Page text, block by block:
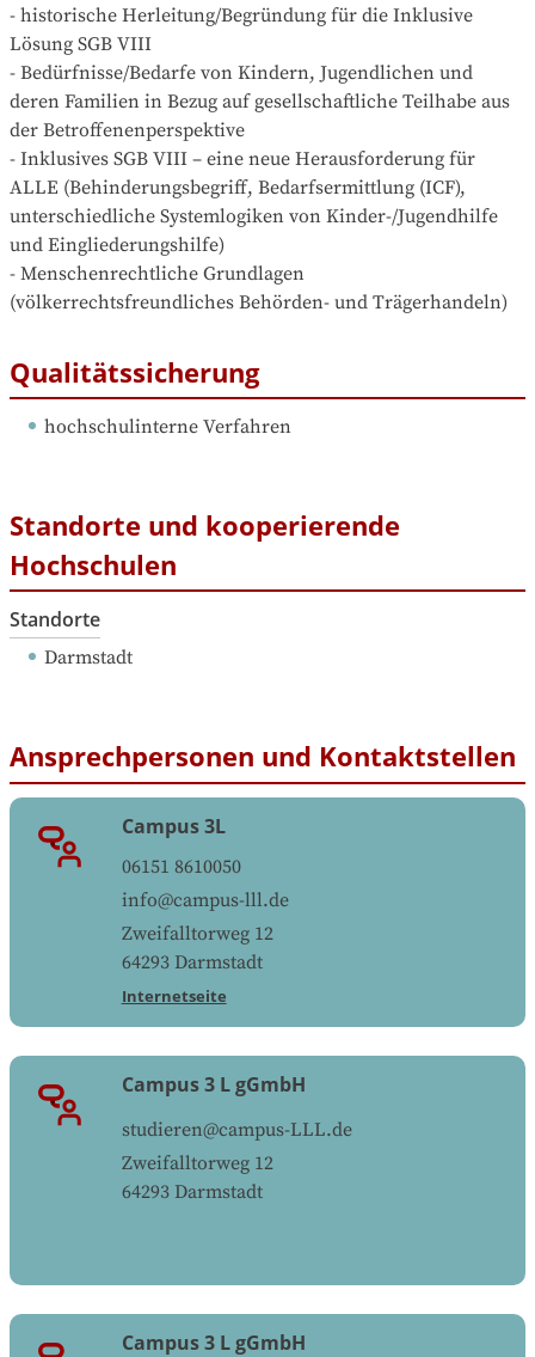
- historische Herleitung/Begründung für die Inklusive
Lösung SGB VIII
- Bedürfnisse/Bedarfe von Kindern, Jugendlichen und
deren Familien in Bezug auf gesellschaftliche Teilhabe aus
der Betroffenenperspektive
- Inklusives SGB VIII – eine neue Herausforderung für
ALLE (Behinderungsbegriff, Bedarfsermittlung (ICF),
unterschiedliche Systemlogiken von Kinder-/Jugendhilfe
und Eingliederungshilfe)
- Menschenrechtliche Grundlagen
(völkerrechtsfreundliches Behörden- und Trägerhandeln)
Qualitätssicherung
hochschulinterne Verfahren
Standorte und kooperierende
Hochschulen
Standorte
Darmstadt
Ansprechpersonen und Kontaktstellen
Campus 3L
06151 8610050
info@campus-lll.de
Zweifalltorweg 12
64293 Darmstadt
Internetseite
Campus 3 L gGmbH
studieren@campus-LLL.de
Zweifalltorweg 12
64293 Darmstadt
Campus 3 L gGmbH